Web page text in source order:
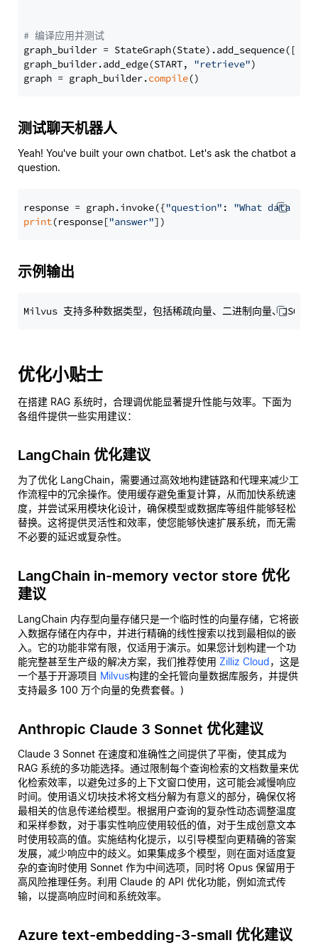
# 编译应用并测试
graph_builder =
graph_builder.add_edge(START, "retrieve")
graph = graph_builder.compile
测试聊天机器人
Yeah! You've built your own chatbot. Let's ask the chatbot a
question.
response = graph.invoke({"question" : "What data
print(response["answer"
示例输出
优化小贴士
在搭建 RAG 系统时，合理调优能显著提升性能与效率。下面为
各组件提供一些实用建议：
LangChain 优化建议
为了优化 LangChain，需要通过高效地构建链路和代理来减少工
作流程中的冗余操作。使用缓存避免重复计算，从而加快系统速
度，并尝试采用模块化设计，确保模型或数据库等组件能够轻松
替换。这将提供灵活性和效率，使您能够快速扩展系统，而无需
不必要的延迟或复杂性。
LangChain in-memory vector store 优化
建议
LangChain 内存型向量存储只是一个临时性的向量存储，它将嵌
入数据存储在内存中，并进行精确的线性搜索以找到最相似的嵌
入。它的功能非常有限，仅适用于演示。如果您计划构建一个功
能完整甚至生产级的解决方案，我们推荐使用 Zilliz Cloud，这是
一个基于开源项目 Milvus构建的全托管向量数据库服务，并提供
支持最多 100 万个向量的免费套餐。)
Anthropic Claude 3 Sonnet 优化建议
Claude 3 Sonnet 在速度和准确性之间提供了平衡，使其成为
RAG 系统的多功能选择。通过限制每个查询检索的文档数量来优
化检索效率，以避免过多的上下文窗口使用，这可能会减慢响应
时间。使用语义切块技术将文档分解为有意义的部分，确保仅将
最相关的信息传递给模型。根据用户查询的复杂性动态调整温度
和采样参数，对于事实性响应使用较低的值，对于生成创意文本
时使用较高的值。实施结构化提示，以引导模型向更精确的答案
发展，减少响应中的歧义。如果集成多个模型，则在面对适度复
杂的查询时使用 Sonnet 作为中间选项，同时将 Opus 保留用于
高风险推理任务。利用 Claude 的 API 优化功能，例如流式传
输，以提高响应时间和系统效率。
Azure text-embedding-3-small 优化建议